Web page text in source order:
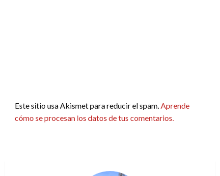
Este sitio usa Akismet para reducir el spam. Aprende
cómo se procesan los datos de tus comentarios.